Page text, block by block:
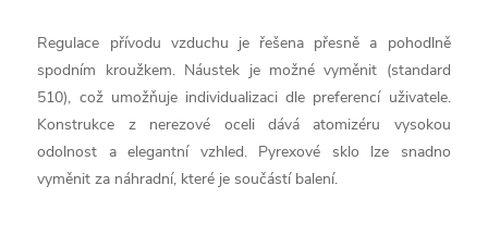
Regulace přívodu vzduchu je řešena přesně a pohodlně
spodním kroužkem. Náustek je možné vyměnit (standard
510), což umožňuje individualizaci dle preferencí uživatele.
Konstrukce z nerezové oceli dává atomizéru vysokou
odolnost a elegantní vzhled. Pyrexové sklo lze snadno
vyměnit za náhradní, které je součástí balení.